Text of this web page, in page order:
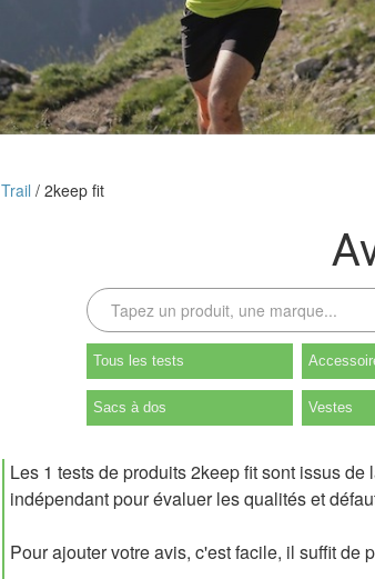
Trail 2keep fit
Tous les tests
Sacs à dos Vestes
Les 1 tests de produits 2keep fit sont issus
indépendant pour évaluer les qualités et
Pour ajouter votre avis, c'est facile, il suffit de